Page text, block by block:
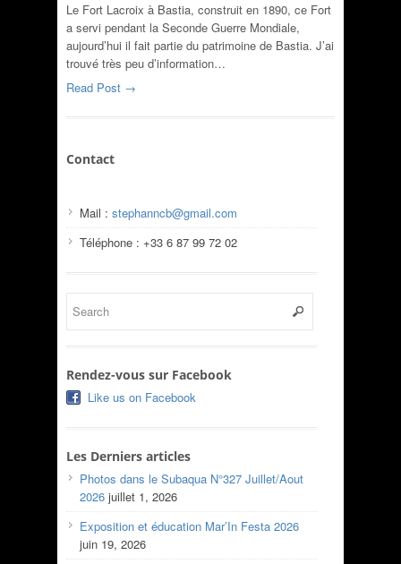
Le Fort Lacroix à Bastia, construit en 1890, ce Fort
a servi pendant la Seconde Guerre Mondiale,
aujourd’hui il fait partie du patrimoine de Bastia. J’ai
trouvé très peu d’information…
Read Post →
Contact
Mail : stephanncb@gmail.com
Téléphone : +33 6 87 99 72 02
Rendez-vous sur Facebook
Like us on Facebook
Les Derniers articles
Photos dans le Subaqua N°327 Juillet/Aout
2026 juillet 1, 2026
Exposition et éducation Mar’In Festa 2026
juin 19, 2026